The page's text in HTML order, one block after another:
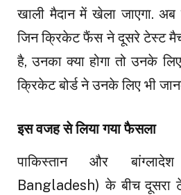
खाली मैदान में खेला जाएगा.
जिन क्रिकेट फैंस ने दूसरे टेस्ट
है, उनका क्या होगा तो उनके
क्रिकेट बोर्ड ने उनके लिए भी
इस वजह से लिया गया फैसला
पाकिस्तान और
Bangladesh) के बीच दूसरा